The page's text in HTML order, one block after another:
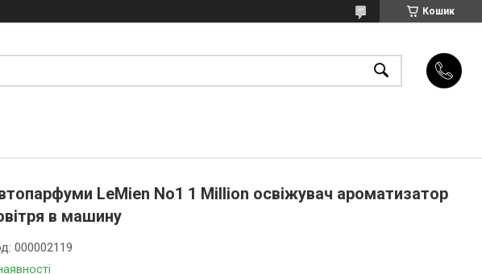
Кошик
LeMien No1 1 Million освіжувач ароматизатор
в машину
000002119